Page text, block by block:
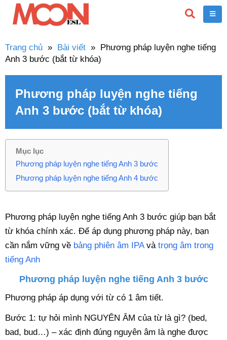
Trang chủ » Bài viết » Phương pháp luyện nghe tiếng
Anh 3 bước (bắt từ khóa)
Phương pháp luyện nghe tiếng
Anh 3 bước (bắt từ khóa)
Mục lục
Phương pháp luyện nghe tiếng Anh 3 bước
Phương pháp luyện nghe tiếng Anh 4 bước
Phương pháp luyện nghe tiếng Anh 3 bước giúp bạn bắt
từ khóa chính xác. Để áp dụng phương pháp này, bạn
cần nắm vững về bảng phiên âm IPAvà trọng âm trong
tiếng Anh
Phương pháp luyện nghe tiếng Anh 3 bước
Phương pháp áp dụng với từ có 1 âm tiết.
Bước 1: tự hỏi mình NGUYÊN ÂM của từ là gì? (bed,
bad, bud…) – xác định đúng nguyên âm là nghe được